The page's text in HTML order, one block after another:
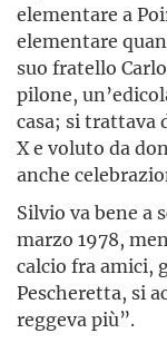
elementare a
elementare
suo fratello
pilone,
casa; si trattava
X e voluto da
anche
Silvio va bene a
marzo 1978,
calcio fra amici,
Pescheretta, si
reggeva più”.